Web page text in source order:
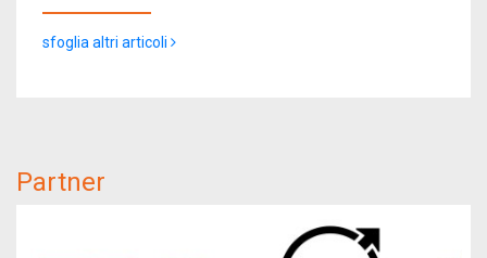
sfoglia altri articoli
Partner